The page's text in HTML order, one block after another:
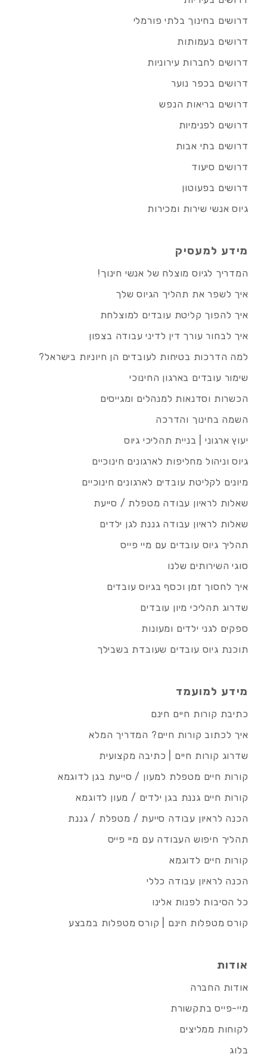
דרושים בחינוך בלתי פורמלי
דרושים בעמותות
דרושים לחברות עירוניות
דרושים בכפר נוער
דרושים בריאות הנפש
דרושים לפנימיות
דרושים בתי אבות
דרושים סיעוד
דרושים בפעוטון
גיוס אנשי שירות ומכירות
מידע למעסיק
המדריך לגיוס מוצלח של אנשי חינוך!
איך לשפר את תהליך הגיוס שלך
איך להפוך קליטת עובדים למוצלחת
איך לבחור עורך דין לדיני עבודה בצפון
למה הדרכות בטיחות לעובדים הן חיוניות בישראל?
שימור עובדים בארגון החינוכי
הכשרות וסדנאות למנהלים ומגייסים
השמה בחינוך והדרכה
יעוץ ארגוני | בניית תהליכי גיוס
גיוס וניהול מחליפות לארגונים חינוכיים
מיונים לקליטת עובדים לארגונים חינוכיים
שאלות לראיון עבודה מטפלת / סייעת
שאלות לראיון עבודה גננת לגן ילדים
תהליך גיוס עובדים עם מיי פייס
סוגי השירותים שלנו
איך לחסוך זמן וכסף בגיוס עובדים
שדרוג תהליכי מיון עובדים
ספקים לגני ילדים ומעונות
תוכנת גיוס עובדים שעובדת בשבילך
מידע למועמד
כתיבת קורות חיים חינם
איך לכתוב קורות חיים? המדריך המלא
שדרוג קורות חיים | כתיבה מקצועית
קורות חיים מטפלת למעון / סייעת בגן לדוגמא
קורות חיים גננת בגן ילדים / מעון לדוגמא
הכנה לראיון עבודה סייעת / מטפלת / גננת
תהליך חיפוש העבודה עם מיי פייס
קורות חיים לדוגמא
הכנה לראיון עבודה כללי
כל הסיבות לפנות אלינו
קורס מטפלות חינם | קורס מטפלות במבצע
אודות
אודות החברה
מיי-פייס בתקשורת
לקוחות ממליצים
בלוג